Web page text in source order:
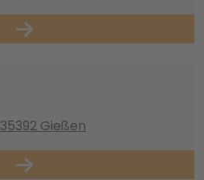
Gießen